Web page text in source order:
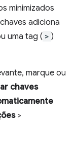
minimizados
adiciona
uma tag ( > )
marque ou
chaves
>